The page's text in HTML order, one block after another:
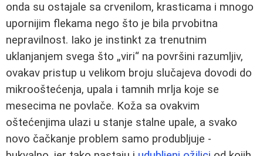
onda su ostajale sa crvenilom, krasticama i mnogo
upornijim flekama nego što je bila prvobitna
nepravilnost. Iako je instinkt za trenutnim
uklanjanjem svega što „viri“ na površini razumljiv,
ovakav pristup u velikom broju slučajeva dovodi do
mikrooštećenja, upala i tamnih mrlja koje se
mesecima ne povlače. Koža sa ovakvim
oštećenjima ulazi u stanje stalne upale, a svako
novo čačkanje problem samo produbljuje -